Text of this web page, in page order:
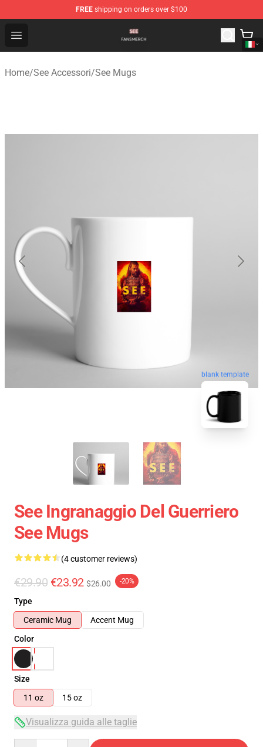
FREE shipping on orders over $100
Open menu
See Shop - Official See Merchandise Store
Home/See Accessori/See Mugs
blank template
See Ingranaggio Del Guerriero
See Mugs
(4 customer reviews)
€29.90 €23.92 $26.00 -20%
Type
Ceramic Mug
Accent Mug
Color
Size
11 oz
15 oz
Visualizza guida alle taglie